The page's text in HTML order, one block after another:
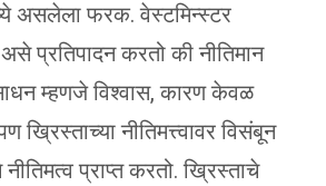
असलेला फरक. वेस्टमिन्स्टर
प्रतिपादन करतो की नीतिमान
म्हणजे विश्वास, कारण केवळ
ख्रिस्ताच्या नीतिमत्त्वावर विसंबून
प्राप्त करतो. ख्रिस्ताचे